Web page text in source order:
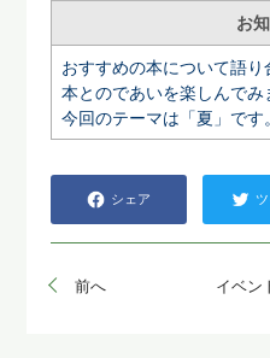
お
おすすめの本について語り
本とのであいを楽しんでみ
今回のテーマは「夏」です。
シェア
前へ イベン